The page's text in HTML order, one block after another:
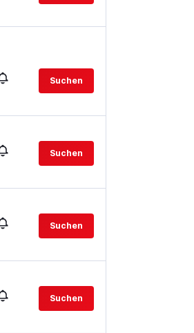
Suchen
Suchen
Suchen
Suchen